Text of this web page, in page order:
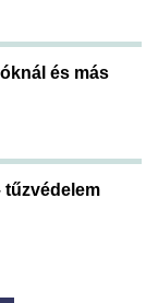
és más
tűzvédelem